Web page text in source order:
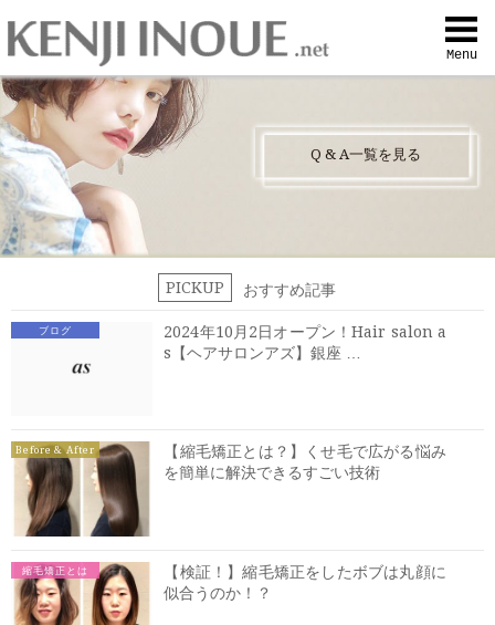
Menu
Contact
喜びの声
Q & A一覧を見る
PICKUP おすすめ記事
ブログ
2024年10月2日オープン！Hair salon a
s【ヘアサロンアズ】銀座 …
Before & After
【縮毛矯正とは？】くせ毛で広がる悩み
を簡単に解決できるすごい技術
縮毛矯正とは
【検証！】縮毛矯正をしたボブは丸顔に
似合うのか！？